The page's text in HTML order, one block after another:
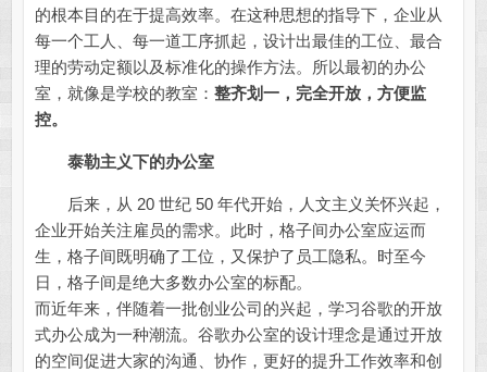
的根本目的在于提高效率。在这种思想的指导下，企业从
每一个工人、每一道工序抓起，设计出最佳的工位、最合
理的劳动定额以及标准化的操作方法。所以最初的办公
室，就像是学校的教室： 整齐划一，完全开放，方便监
控。
泰勒主义下的办公室
后来，从 20 世纪 50 年代开始，人文主义关怀兴起，
企业开始关注雇员的需求。此时，格子间办公室应运而
生，格子间既明确了工位，又保护了员工隐私。时至今
日，格子间是绝大多数办公室的标配。
而近年来，伴随着一批创业公司的兴起，学习谷歌的开放
式办公成为一种潮流。谷歌办公室的设计理念是通过开放
的空间促进大家的沟通、协作，更好的提升工作效率和创